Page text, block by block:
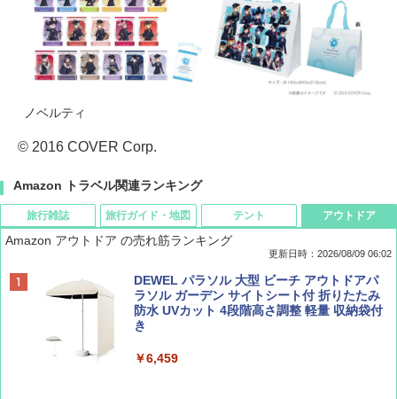
ノベルティ
© 2016 COVER Corp.
Amazon トラベル関連ランキング
旅行雑誌
BE-PAL(ビ-パル) 2026年 9 月号【特別付録:
SOTO ミニマル"旅"財布 ランダム2種】
￥1,500
旅行ガイド・地図
地球の歩き方 スター・ウォーズ
￥2,695
テント
[キャンパーズコレクション 山善] ポップアッ
プテント 傘みたいに広げて畳める パッとサ
ッとサンシェード キューブ フルクローズ メ
ッシュ 簡単設置 ワンタッチテント キャンプ
アウトドア
Amazon アウトドア の売れ筋ランキング
更新日時：2026/08/09 06:02
DEWEL パラソル 大型 ビーチ アウトドアパ
ラソル ガーデン サイトシート付 折りたたみ
防水 UVカット 4段階高さ調整 軽量 収納袋付
き
￥6,459